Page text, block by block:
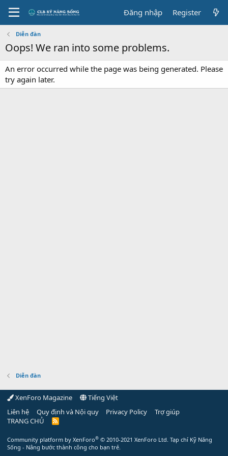
Đăng nhập Register
Diễn đàn
Oops! We ran into some problems.
An error occurred while the page was being generated. Please
try again later.
Diễn đàn
XenForo Magazine
Tiếng Việt
Liên hệ
Quy định và Nội quy Privacy Policy
Trợ giúp
TRANG CHỦ
R
Community platform by XenForo® © 2010-2021 XenForo Ltd. Tạp chí Kỹ Năng
Sống - Nâng bước thành công cho bạn trẻ.